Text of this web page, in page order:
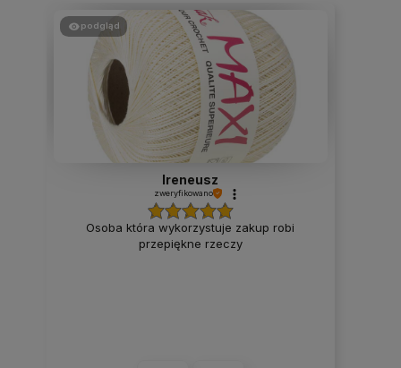
podgląd
Ireneusz
zweryfikowano
Osoba która wykorzystuje zakup robi
przepiękne rzeczy